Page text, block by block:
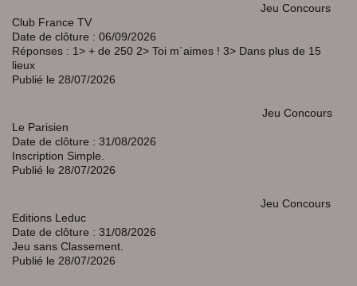
Jeu Concours
Club France TV
Date de clôture : 06/09/2026
Réponses : 1> + de 250 2> Toi m´aimes ! 3> Dans plus de 15
lieux
Publié le 28/07/2026
Jeu Concours
Le Parisien
Date de clôture : 31/08/2026
Inscription Simple.
Publié le 28/07/2026
Jeu Concours
Editions Leduc
Date de clôture : 31/08/2026
Jeu sans Classement.
Publié le 28/07/2026